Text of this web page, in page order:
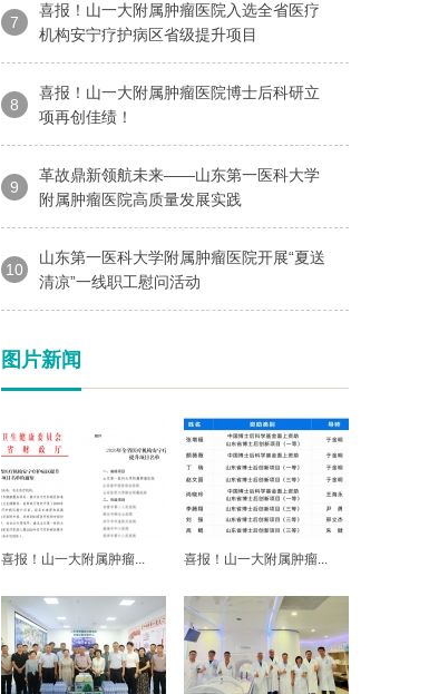
7
喜报！山一大附属肿瘤医院入选全省医疗
机构安宁疗护病区省级提升项目
8
喜报！山一大附属肿瘤医院博士后科研立
项再创佳绩！
9
革故鼎新领航未来——山东第一医科大学
附属肿瘤医院高质量发展实践
10
山东第一医科大学附属肿瘤医院开展“夏送
清凉”一线职工慰问活动
图片新闻
喜报！山一大附属肿瘤... 喜报！山一大附属肿瘤...